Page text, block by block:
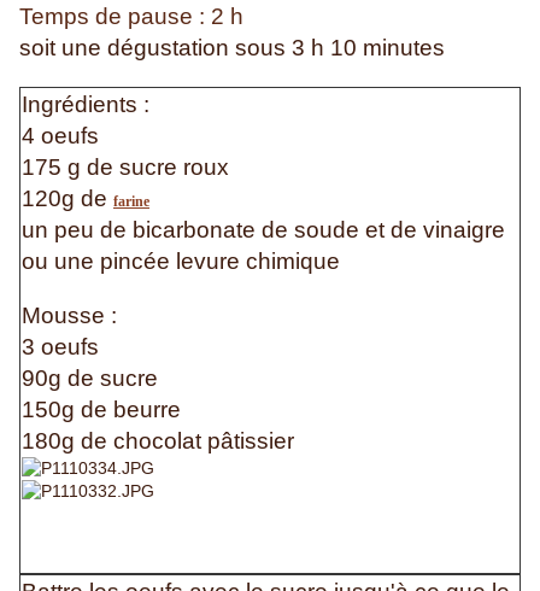
Temps de pause : 2 h
soit une dégustation sous 3 h 10 minutes
Ingrédients :
4 oeufs
175 g de sucre roux
120g de farine
un peu de bicarbonate de soude et de vinaigre
ou une pincée levure chimique
Mousse :
3 oeufs
90g de sucre
150g de beurre
180g de chocolat pâtissier